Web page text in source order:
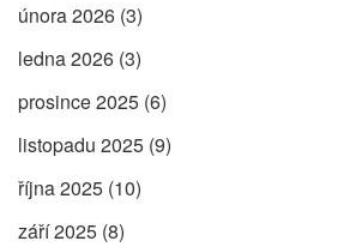
února 2026 (3)
ledna 2026 (3)
prosince 2025 (6)
listopadu 2025 (9)
října 2025 (10)
září 2025 (8)